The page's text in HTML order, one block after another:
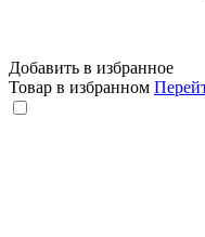
Добавить в избранное
Товар в избранном